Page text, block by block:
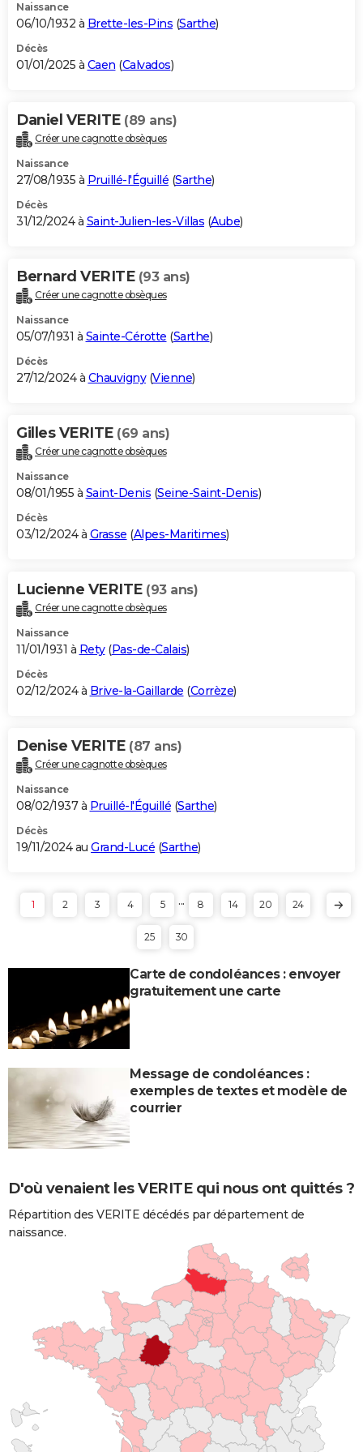
Naissance
06/10/1932 à Brette-les-Pins (Sarthe)
Décès
01/01/2025 à Caen (Calvados)
Daniel VERITE (89 ans)
Créer une cagnotte obsèques
Naissance
27/08/1935 à Pruillé-l'Éguillé (Sarthe)
Décès
31/12/2024 à Saint-Julien-les-Villas (Aube)
Bernard VERITE (93 ans)
Créer une cagnotte obsèques
Naissance
05/07/1931 à Sainte-Cérotte (Sarthe)
Décès
27/12/2024 à Chauvigny(Vienne)
Gilles VERITE (69 ans)
Créer une cagnotte obsèques
Naissance
08/01/1955 à Saint-Denis (Seine-Saint-Denis)
Décès
03/12/2024 à Grasse (Alpes-Maritimes)
Lucienne VERITE (93 ans)
Créer une cagnotte obsèques
Naissance
11/01/1931 à Rety(Pas-de-Calais)
Décès
02/12/2024 à Brive-la-Gaillarde (Corrèze)
Denise VERITE (87 ans)
Créer une cagnotte obsèques
Naissance
08/02/1937 à Pruillé-l'Éguillé (Sarthe)
Décès
19/11/2024 au Grand-Lucé (Sarthe)
1 2 3 4 5 ... 8 14 20 24
25 30
Carte de condoléances : envoyer
gratuitement une carte
Message de condoléances :
exemples de textes et modèle de
courrier
D'où venaient les VERITE qui nous ont quittés ?
Répartition des VERITE décédés par département de
naissance.